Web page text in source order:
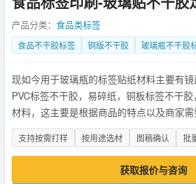
产品分类： 食品类标签
食品不干胶标签 铜版不干胶 玻璃瓶不干胶
现如今用于玻璃瓶的标签贴纸材料主要有镜
PVC标签不干胶，易碎纸，铜板标签不干
材料，这主要是根据商品的特点以及商家需
支持按需打样 按用途选材 图稿确认 批
获取报价与咨询